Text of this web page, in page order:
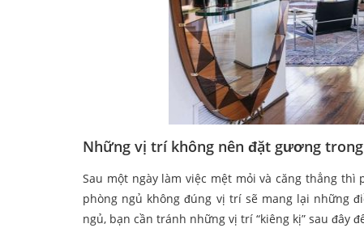
Những vị trí không nên đặt gương
Sau một ngày làm việc mệt mỏi và căng thẳng
phòng ngủ không đúng vị trí sẽ mang lại những
ngủ, bạn cần tránh những vị trí “kiêng kị” sau đây